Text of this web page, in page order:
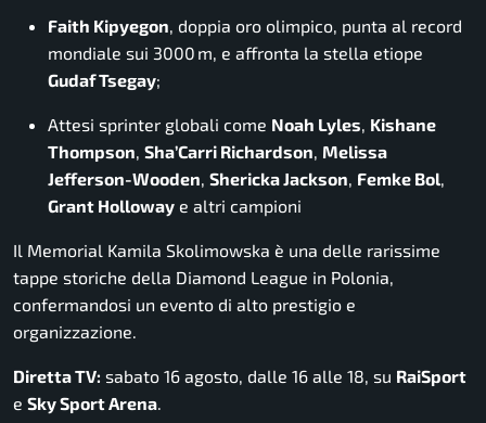
Faith Kipyegon, doppia oro olimpico, punta al record
mondiale sui 3000 m, e affronta la stella etiope
Gudaf Tsegay;
Attesi sprinter globali come Noah Lyles, Kishane
Thompson, Sha’Carri Richardson, Melissa
Jefferson-Wooden, Shericka Jackson, Femke Bol,
Grant Holloway e altri campioni
Il Memorial Kamila Skolimowska è una delle rarissime
tappe storiche della Diamond League in Polonia,
confermandosi un evento di alto prestigio e
organizzazione.
Diretta TV: sabato 16 agosto, dalle 16 alle 18, su RaiSport
e Sky Sport Arena.